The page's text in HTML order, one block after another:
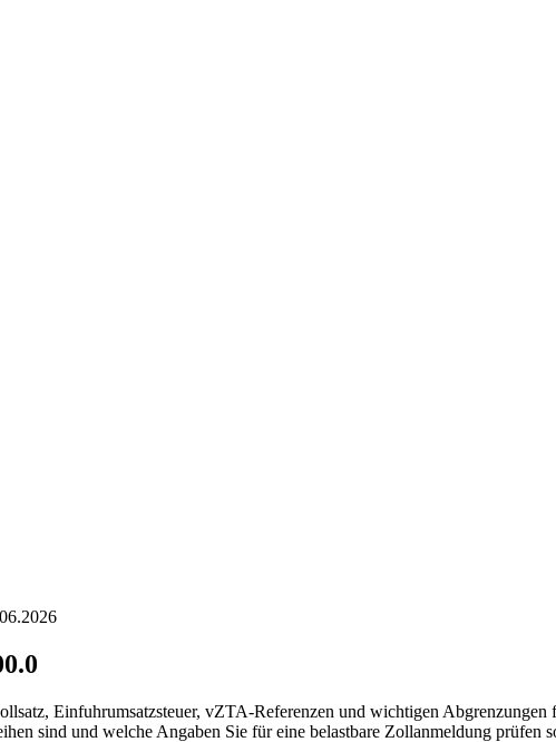
Einfuhrumsatzsteuer, vZTA-Referenzen und wichtigen Abgrenzungen
sind und welche Angaben Sie für eine belastbare Zollanmeldung prüfen